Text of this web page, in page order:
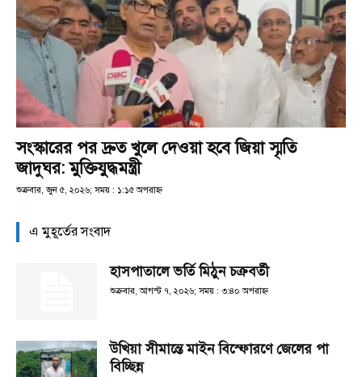
সংস্কারের পর দ্রুত খুলে দেওয়া হবে জিয়া স্মৃতি
জাদুঘর: মুক্তিযুদ্ধমন্ত্রী
শুক্রবার, জুন ৫, ২০২৬; সময় : ১:১৫ অপরাহ্ণ
এ মুহূর্তের সংবাদ
হাসপাতালে ভর্তি মিঠুন চক্রবর্তী
শুক্রবার, আগস্ট ৭, ২০২৬; সময় : ৩:৪০ অপরাহ্ণ
উখিয়া সীমান্তে মাইন বিস্ফোরণে জেলের পা
বিচ্ছিন্ন